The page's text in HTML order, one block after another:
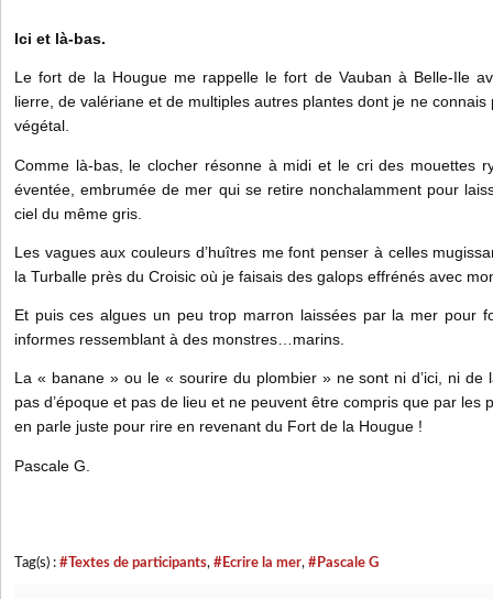
Ici et là-bas.
Le fort de la Hougue me rappelle le fort de Vauban à Belle-Ile
lierre, de valériane et de multiples autres plantes dont je ne
végétal.
Comme là-bas, le clocher résonne à midi et le cri des mouettes
éventée, embrumée de mer qui se retire nonchalamment pour
ciel du même gris.
Les vagues aux couleurs d’huîtres me font penser à celles
la Turballe près du Croisic où je faisais des galops effrénés avec
Et puis ces algues un peu trop marron laissées par la mer pour
informes ressemblant à des monstres…marins.
La « banane » ou le « sourire du plombier » ne sont ni d’ici, ni de
pas d’époque et pas de lieu et ne peuvent être compris que par les
en parle juste pour rire en revenant du Fort de la Hougue !
Pascale G.
Tag(s) : #Textes de participants, #Ecrire la mer, #Pascale G